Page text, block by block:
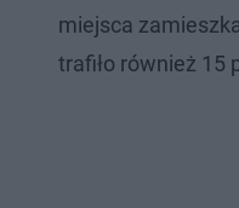
miejsca
trafiło również 15